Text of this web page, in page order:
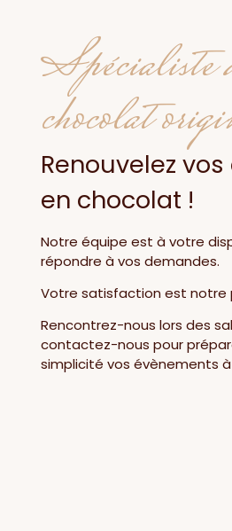
Spécialiste
chocolat
Renouvelez
en chocolat !
Notre équipe est à votre
répondre à vos demandes.
Votre satisfaction est notre
Rencontrez-nous lors des
contactez-nous pour
simplicité vos évènements à